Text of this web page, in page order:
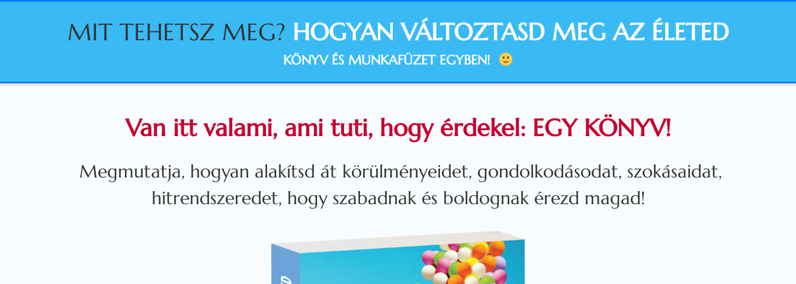
MIT TEHETSZ MEG? HOGYAN VÁLTOZTASD MEG AZ ÉLETED
KÖNYV ÉS MUNKAFÜZET EGYBEN!
Van itt valami, ami tuti, hogy érdekel: EGY KÖNYV!
Megmutatja, hogyan alakítsd át körülményeidet, gondolkodásodat, szokásaidat,
hitrendszeredet, hogy szabadnak és boldognak érezd magad!